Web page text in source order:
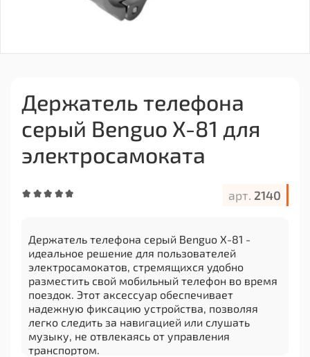
арт. 2140
Держатель телефона
серый Benguo X-81 для
электросамоката
Держатель телефона серый Benguo X-81 -
идеальное решение для пользователей
электросамокатов, стремящихся удобно
разместить свой мобильный телефон во время
поездок. Этот аксессуар обеспечивает
надежную фиксацию устройства, позволяя
легко следить за навигацией или слушать
музыку, не отвлекаясь от управления
транспортом.